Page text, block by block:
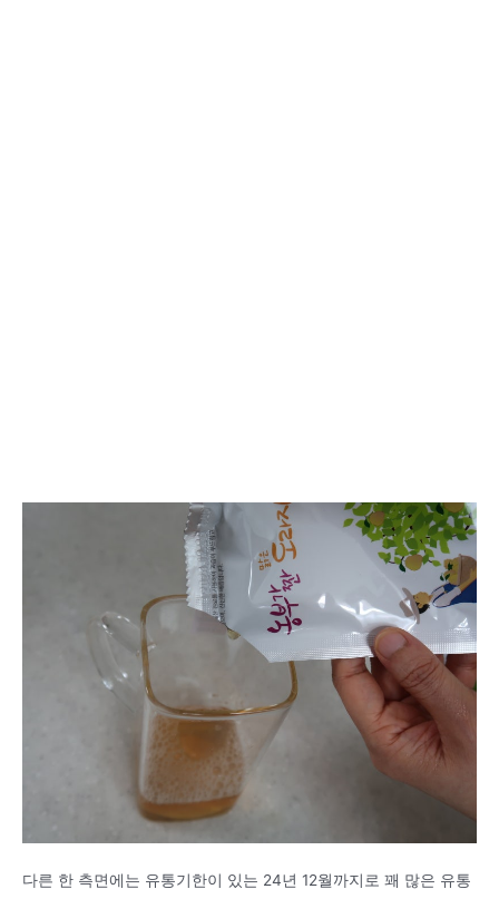
다른 한 측면에는 유통기한이 있는 24년 12월까지로 꽤 많은 유통